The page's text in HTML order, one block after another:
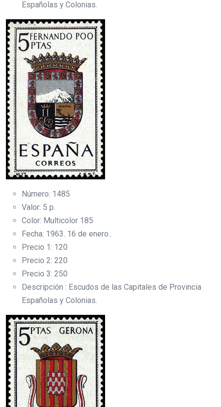
Españolas y Colonias.
Número: 1485
Valor: 5 p.
Color: Multicolor 185
Fecha: 1963. 16 de enero..
Precio 1: 120
Precio 2: 220
Precio 3: 250
Descripción : Escudos de las Capitales de Provincia
Españolas y Colonias.